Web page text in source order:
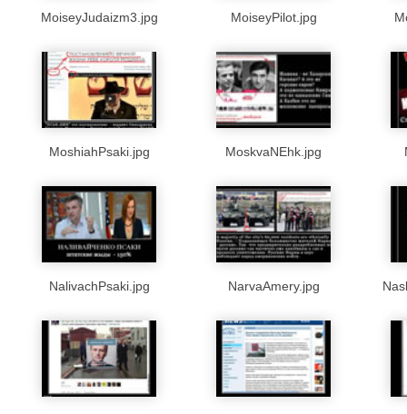
MoiseyJudaizm3.jpg MoiseyPilot.jpg
MoshiahPsaki.jpg MoskvaNEhk.jpg
NalivachPsaki.jpg NarvaAmery.jpg